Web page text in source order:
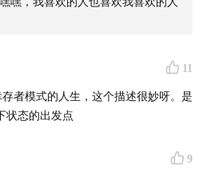
法，Cognitive Behavioral
为，不良行为又巩固扭曲的想
，既调整认知模式，也训练新的
通常是父母）的忽视、情感缺
，为自己保留一些好玩的部分，保留
不能没意思。
11
者模式的人生，这个描述很妙呀。是
状态的出发点
9